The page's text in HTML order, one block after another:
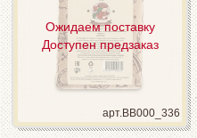
Ожидаем поставку
Доступен предзаказ
арт.BB000_336